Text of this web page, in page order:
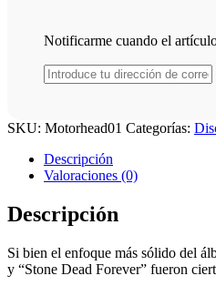
Notificarme cuando el
SKU: Motorhead01 Categorías:
Descripción
Valoraciones (0)
Descripción
Si bien el enfoque más sólido del
y “Stone Dead Forever” fueron